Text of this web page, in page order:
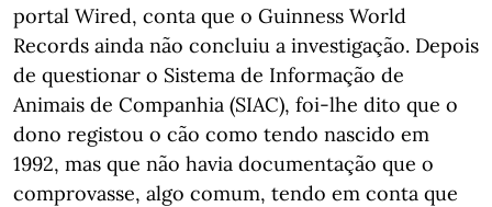
portal Wired, conta que o Guinness World
Records ainda não concluiu a investigação. Depois
de questionar o Sistema de Informação de
Animais de Companhia (SIAC), foi-lhe dito que o
dono registou o cão como tendo nascido em
1992, mas que não havia documentação que o
comprovasse, algo comum, tendo em conta que